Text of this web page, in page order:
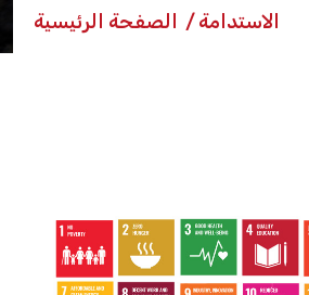
الصفحة الرئيسية الاستدامة